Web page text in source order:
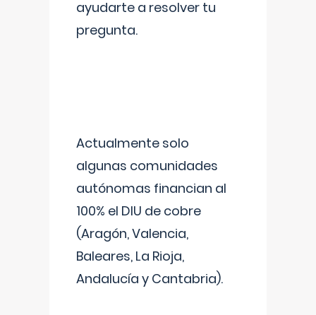
ayudarte a resolver tu
pregunta.
Actualmente solo
algunas comunidades
autónomas financian al
100% el DIU de cobre
(Aragón, Valencia,
Baleares, La Rioja,
Andalucía y Cantabria).